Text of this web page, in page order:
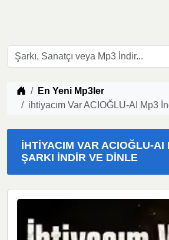
Müzik indir
En Yeni Mp3ler
ihtiyacım Var ACIOĞLU-AI Mp3
IHTIYACIM VAR ACIOĞLU-AI
ŞARKI İNDIR VE DINLE